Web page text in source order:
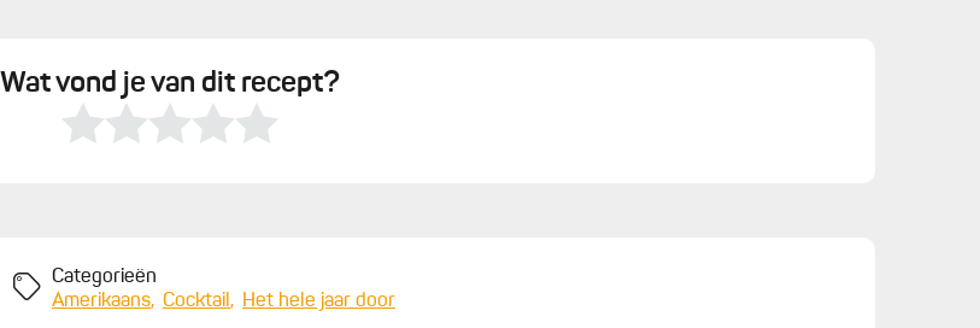
Wat vond je van dit recept?
Categorieën
Amerikaans
Cocktail Het hele jaar door